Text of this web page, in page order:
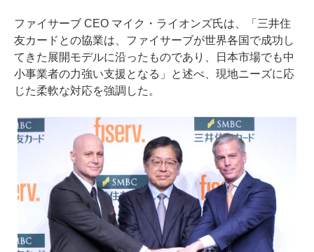
ファイサーブ CEO マイク・ライオンズ氏は、「三井住
友カードとの協業は、ファイサーブが世界各国で成功し
てきた展開モデルに沿ったものであり、日本市場でも中
小事業者の力強い支援となる」と述べ、現地ニーズに応
じた柔軟な対応を強調した。